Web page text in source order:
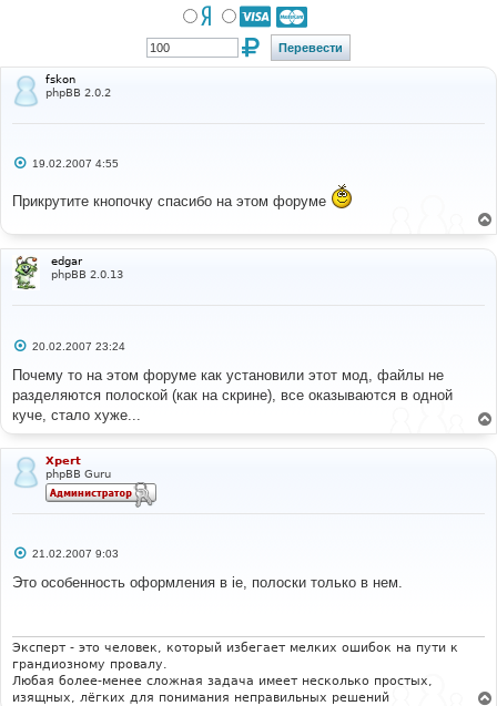
fskon
phpBB 2.0.2
С
б
и
е
19.02.2007 4:55
Прикрутите кнопочку спасибо на этом форуме
edgar
phpBB 2.0.13
С
о
б
щ
е
н
и
е
20.02.2007 23:24
Почему то на этом форуме как установили этот мод, файлы не
разделяются полоской (как на скрине), все оказываются в одной
куче, стало хуже...
Xpert
phpBB Guru
С
о
и
21.02.2007 9:03
Это особенность оформления в ie, полоски только в нем.
Эксперт - это человек, который избегает мелких ошибок на пути к
грандиозному провалу.
Любая более-менее сложная задача имеет несколько простых,
изящных, лёгких для понимания неправильных решений